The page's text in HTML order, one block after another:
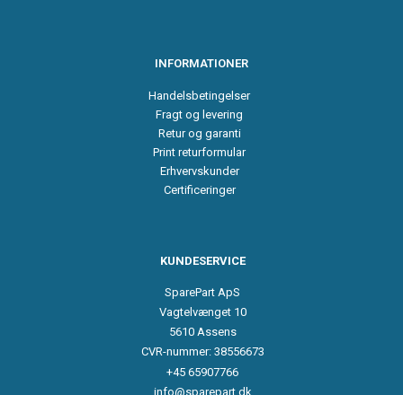
INFORMATIONER
Handelsbetingelser
Fragt og levering
Retur og garanti
Print returformular
Erhvervskunder
Certificeringer
KUNDESERVICE
SparePart ApS
Vagtelvænget 10
5610 Assens
CVR-nummer: 38556673
+45 65907766
info@sparepart.dk